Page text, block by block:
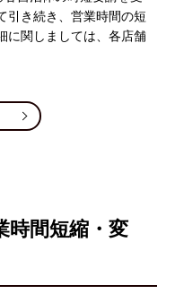
引き続き、営業時間の短
に関しましては、各店舗
間短縮・変